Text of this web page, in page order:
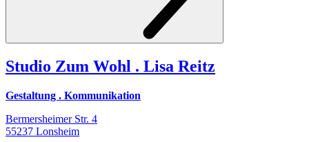
Studio Zum Wohl . Lisa Reitz
Gestaltung . Kommunikation
Bermersheimer Str. 4
55237 Lonsheim